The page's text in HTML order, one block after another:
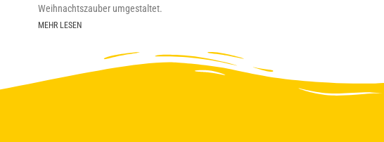
Weihnachtszauber umgestaltet.
MEHR LESEN